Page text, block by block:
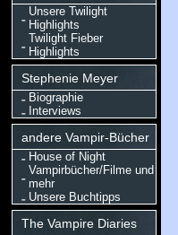
Unsere Twilight
Highlights
Twilight Fieber
Highlights
Stephenie Meyer
Biographie
Interviews
andere Vampir-Bücher
House of Night
Vampirbücher/Filme und
mehr
Unsere Buchtipps
The Vampire Diaries